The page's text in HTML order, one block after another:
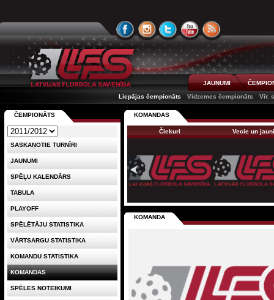
JAUNUMI
Liepājas čempionāts
Vidzemes čempionāts Vīr.
KOMANDAS
Čiekuri Vecie un
KOMANDA
ČEMPIONĀTS
SASKAŅOTIE TURNĪRI
JAUNUMI
SPĒĻU KALENDĀRS
TABULA
PLAYOFF
SPĒLĒTĀJU STATISTIKA
VĀRTSARGU STATISTIKA
KOMANDU STATISTIKA
KOMANDAS
SPĒLES NOTEIKUMI